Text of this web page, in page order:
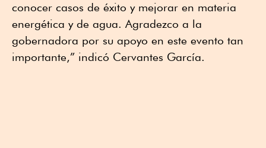
conocer casos de éxito y mejorar en materia
energética y de agua. Agradezco a la
gobernadora por su apoyo en este evento tan
importante,” indicó Cervantes García.